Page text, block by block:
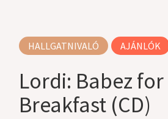
HALLGATNIVALÓ AJÁNLÓK
Lordi: Babez for
Breakfast (CD)